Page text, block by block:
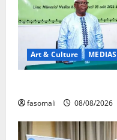
Art & Culture MEDIAS
fasomali 08/08/2026